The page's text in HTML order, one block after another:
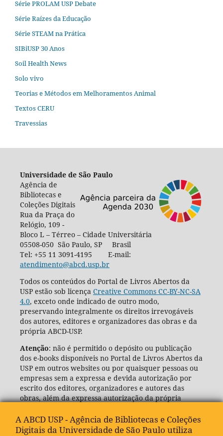
Série PROLAM USP Debate
Série Raízes da Educação
Série STEAM na Prática
SIBiUSP 30 Anos
Soil Health News
Solo vivo
Teorias e Métodos em Melhoramentos Animal
Textos CERU
Travessias
Universidade de São Paulo
Agência de
Bibliotecas e
Coleções Digitais
Rua da Praça do
Relógio, 109 -
Bloco L – Térreo – Cidade Universitária
05508-050 São Paulo, SP Brasil
Tel: +55 11 3091-4195 E-mail:
atendimento@abcd.usp.br
Todos os conteúdos do Portal de Livros Abertos da
USP estão sob licença Creative Commons CC-BY-NC-SA
4.0, exceto onde indicado de outro modo,
preservando integralmente os direitos irrevogáveis
dos autores, editores e organizadores das obras e da
própria ABCD-USP.
Atenção: não é permitido o depósito ou publicação
dos e-books disponíveis no Portal de Livros Abertos da
USP em outros websites ou por quaisquer pessoas ou
empresas sem a expressa e devida autorização por
escrito dos editores, organizadores e autores das
obras, além da expressa autorização da própria
(ABCD-USP).
A ABCD USP - Agência de Bibliotecas e Coleções
Digitais da Universidade de São Paulo utiliza